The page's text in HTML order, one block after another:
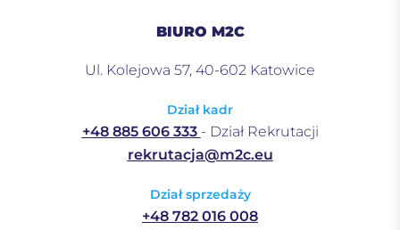
BIURO M2C
Ul. Kolejowa 57, 40-602 Katowice
Dział kadr
+48 885 606 333 - Dział Rekrutacji
rekrutacja@m2c.eu
Dział sprzedaży
+48 782 016 008